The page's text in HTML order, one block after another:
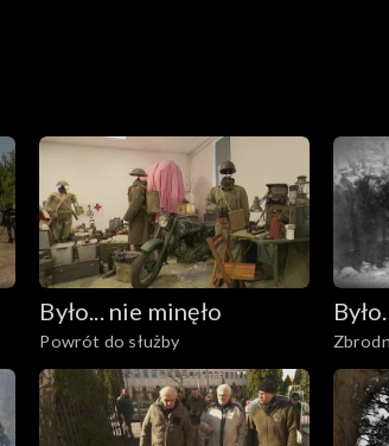
węgierskiego jest znacznie
Było... nie minęło
Powrót do służby